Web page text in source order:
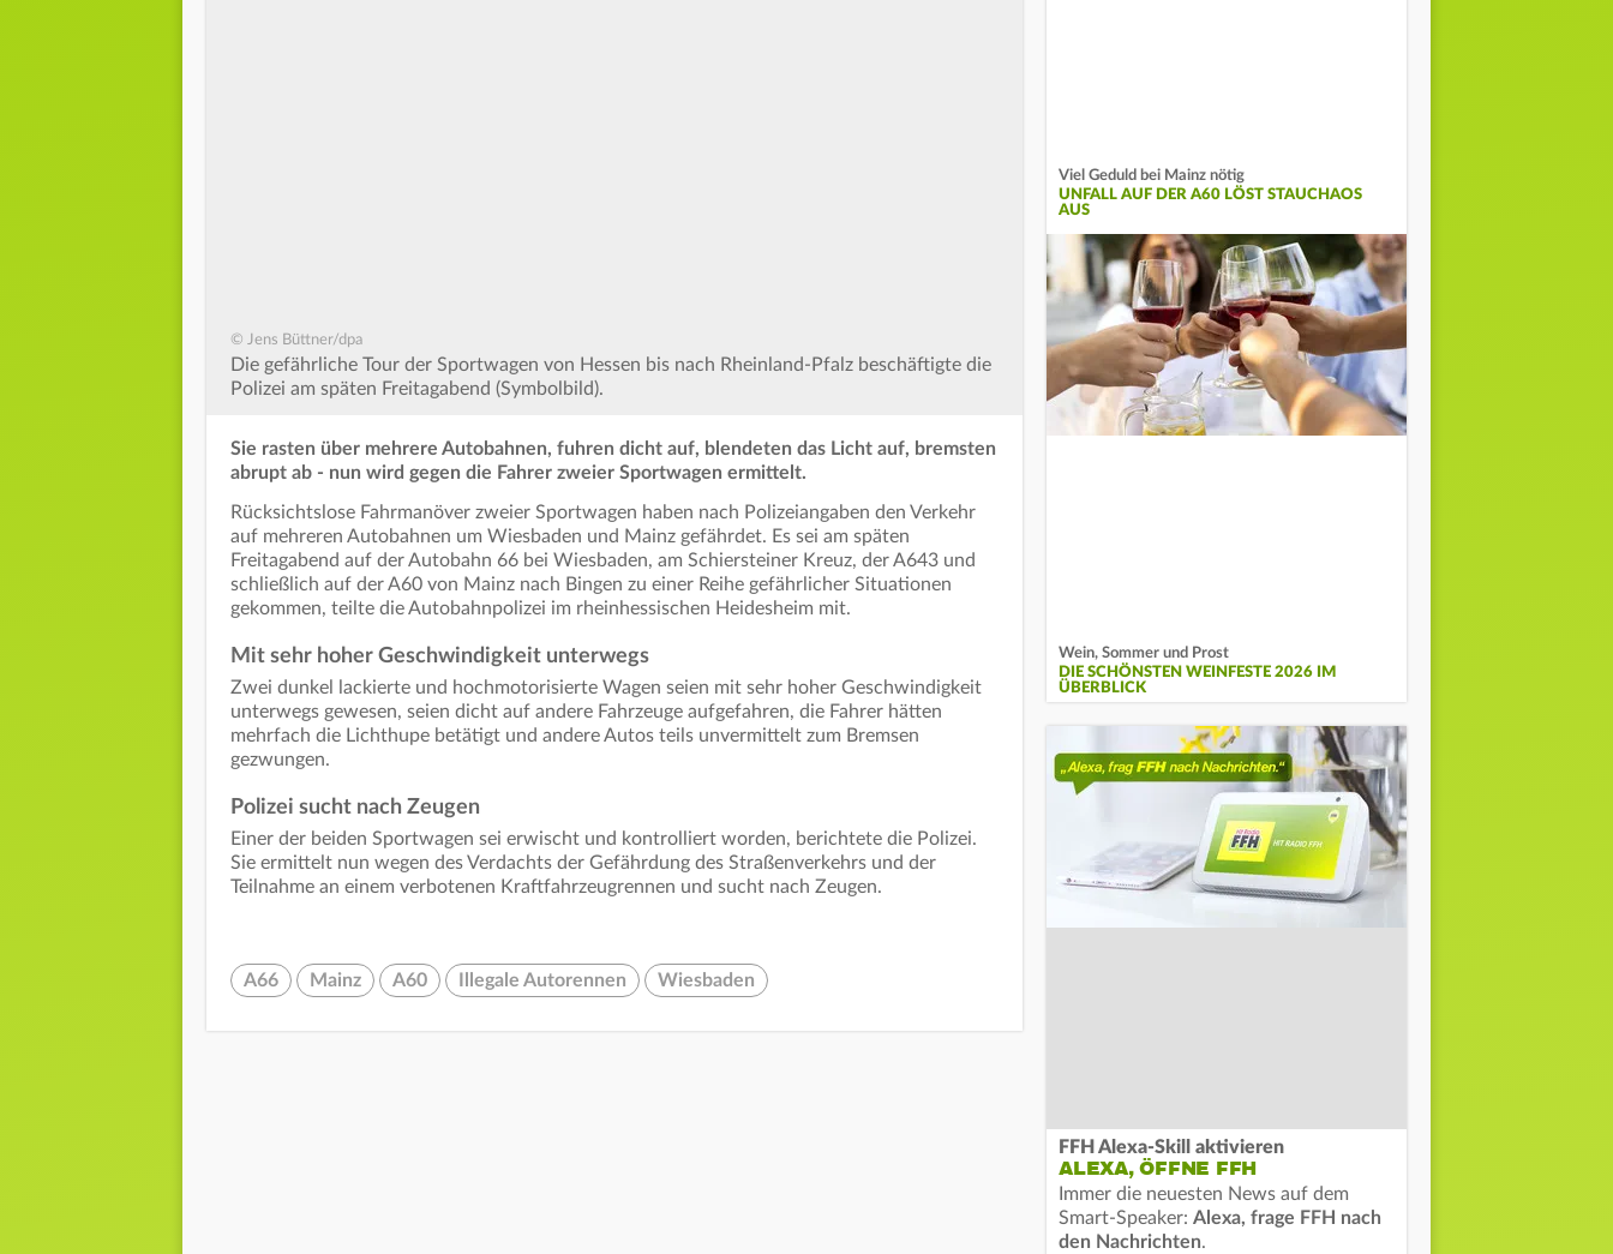
© Jens Büttner/dpa
Die gefährliche Tour der Sportwagen von Hessen bis nach Rheinland-Pfalz beschäftigte die
Polizei am späten Freitagabend (Symbolbild).
Sie rasten über mehrere Autobahnen, fuhren dicht auf, blendeten das Licht auf, bremsten
abrupt ab - nun wird gegen die Fahrer zweier Sportwagen ermittelt.
Rücksichtslose Fahrmanöver zweier Sportwagen haben nach Polizeiangaben den Verkehr
auf mehreren Autobahnen um Wiesbaden und Mainz gefährdet. Es sei am späten
Freitagabend auf der Autobahn 66 bei Wiesbaden, am Schiersteiner Kreuz, der A643 und
schließlich auf der A60 von Mainz nach Bingen zu einer Reihe gefährlicher Situationen
gekommen, teilte die Autobahnpolizei im rheinhessischen Heidesheim mit.
Mit sehr hoher Geschwindigkeit unterwegs
Zwei dunkel lackierte und hochmotorisierte Wagen seien mit sehr hoher Geschwindigkeit
unterwegs gewesen, seien dicht auf andere Fahrzeuge aufgefahren, die Fahrer hätten
mehrfach die Lichthupe betätigt und andere Autos teils unvermittelt zum Bremsen
gezwungen.
Polizei sucht nach Zeugen
Einer der beiden Sportwagen sei erwischt und kontrolliert worden, berichtete die Polizei.
Sie ermittelt nun wegen des Verdachts der Gefährdung des Straßenverkehrs und der
Teilnahme an einem verbotenen Kraftfahrzeugrennen und sucht nach Zeugen.
A66 Mainz A60 Illegale Autorennen Wiesbaden
Viel Geduld bei Mainz nötig
UNFALL AUF DER A60 LÖST STAUCHAOS
AUS
Wein, Sommer und Prost
DIE SCHÖNSTEN WEINFESTE 2026 IM
ÜBERBLICK
FFH Alexa-Skill aktivieren
ALEXA, ÖFFNE FFH
Immer die neuesten News auf dem
Smart-Speaker: Alexa, frage FFH nach
den Nachrichten.